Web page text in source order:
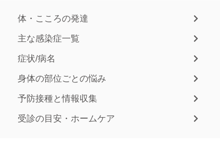
体・こころの発達
主な感染症一覧
症状/病名
身体の部位ごとの悩み
予防接種と情報収集
受診の目安・ホームケア